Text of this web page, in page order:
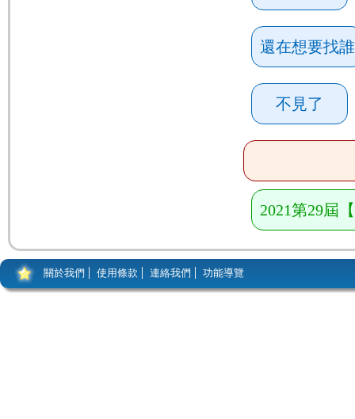
還在想要找誰
不見了
2021第29屆
關於我們 使用條款 連絡我們 功能導覽